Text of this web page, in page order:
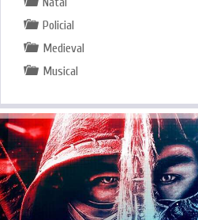
Policial
Medieval
Musical
.